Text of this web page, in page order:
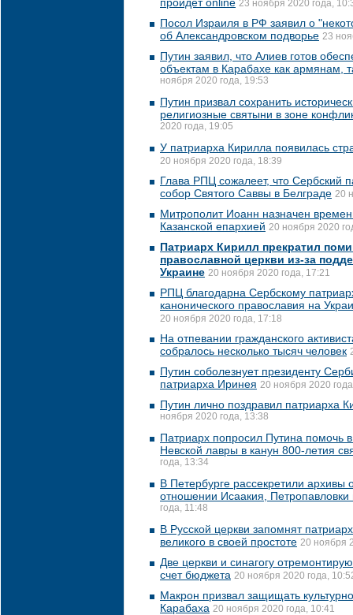
23 ноября 2020 года,
Посол Израиля в РФ заявил о
об Александровском подворье 23
Путин заявил, что Алиев готов
объектам в Карабахе как армянам,
ноября 2020 года, 19:53
Путин призвал сохранить
религиозные святыни в зоне
2020 года, 19:05
У патриарха Кирилла появилась
20 ноября 2020 года, 18:39
Глава РПЦ сожалеет, что Сербский
собор Святого Саввы в Белграде 20
Митрополит Иоанн назначен
Казанской епархией 20 ноября 2020
Патриарх Кирилл прекратил
православной церкви из-за
Украине 20 ноября 2020 года, 17:21
РПЦ благодарна Сербскому
канонического православия на
20 ноября 2020 года, 17:18
На отпевании гражданского
собралось несколько тысяч человек
Путин соболезнует президенту
патриарха Иринея 20 ноября 2020
Путин лично поздравил патриарха
ноября 2020 года, 13:38
Патриарх попросил Путина помочь
Невской лавры в канун 800-летия
года, 13:34
В Петербурге рассекретили архивы
отношении Исаакия,
года, 11:48
В Русской церкви запомнят
великого в своей простоте 20 ноября
Две церкви и синагогу
счет бюджета 20 ноября 2020 года,
Макрон призвал защищать
Карабаха 20 ноября 2020 года, 10:41